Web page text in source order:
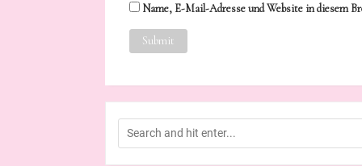
Name, E-Mail-Adresse und Website in diesem